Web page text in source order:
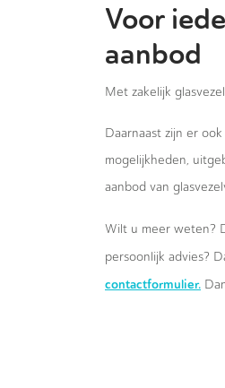
Voor
aanbod
Met zakelijk
Daarnaast zijn er
mogelijkheden,
aanbod van
Wilt u meer weten?
persoonlijk advies?
contactformulier.